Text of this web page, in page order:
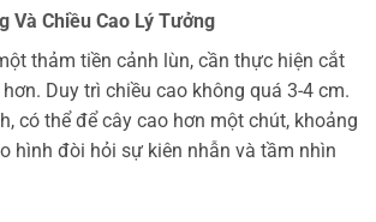
Và Chiều Cao Lý Tưởng
thảm tiền cảnh lùn, cần thực hiện cắt
Duy trì chiều cao không quá 3-4 cm.
có thể để cây cao hơn một chút, khoảng
hình đòi hỏi sự kiên nhẫn và tầm nhìn